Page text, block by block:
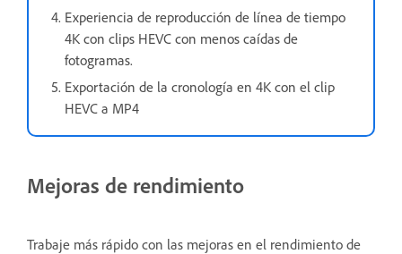
Experiencia de reproducción de línea de tiempo
4K con clips HEVC con menos caídas de
fotogramas.
Exportación de la cronología en 4K con el clip
HEVC a MP4
Mejoras de rendimiento
Trabaje más rápido con las mejoras en el rendimiento de